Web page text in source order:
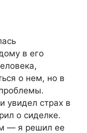
в его
о нем, но в
увидел страх в
о сиделке.
— я решил ее